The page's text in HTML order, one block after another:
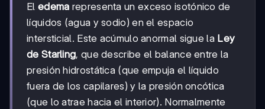
El edema representa un exceso isotónico de
líquidos (agua y sodio) en el espacio
intersticial. Este acúmulo anormal sigue la Ley
de Starling, que describe el balance entre la
presión hidrostática (que empuja el líquido
fuera de los capilares) y la presión oncótica
(que lo atrae hacia el interior). Normalmente